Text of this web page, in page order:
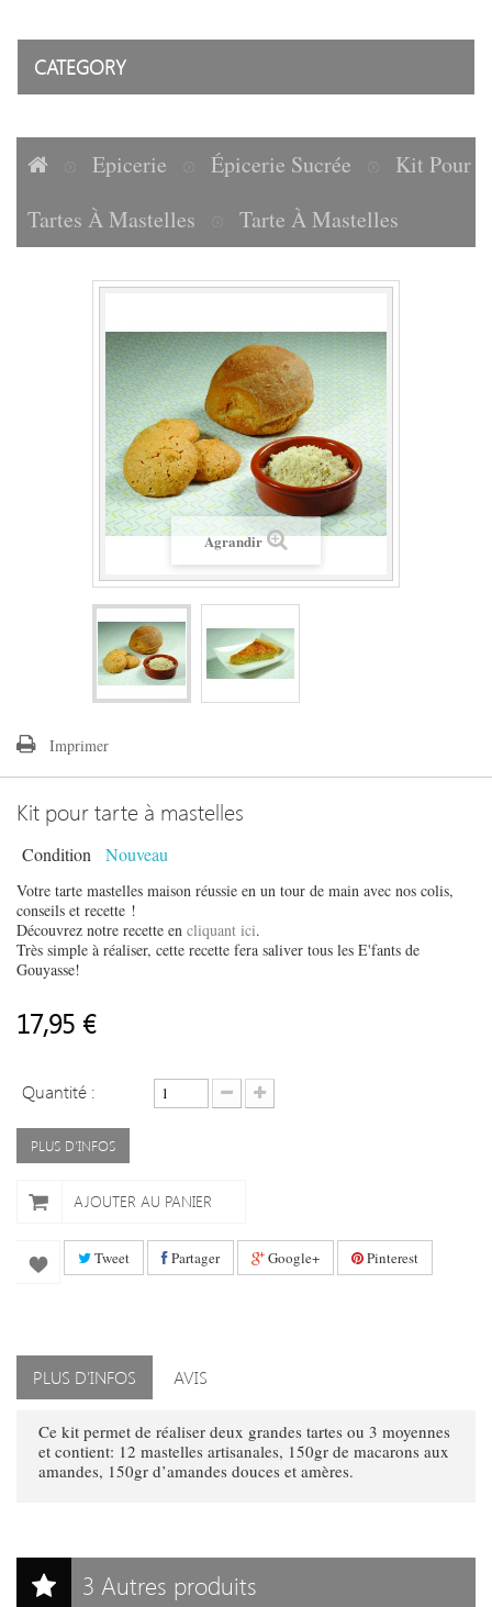
CATEGORY
Epicerie
Épicerie Sucrée
Tartes À Mastelles
Kit Pour
Tarte À Mastelles
Agrandir
Imprimer
Kit pour tarte à mastelles
Condition Nouveau
Votre tarte mastelles maison réussie en un tour de main avec nos colis,
conseils et recette !
Découvrez notre recette en cliquant ici.
Très simple à réaliser, cette recette fera saliver tous les E'fants de
Gouyasse!
17,95 €
Quantité :
PLUS D'INFOS
AJOUTER AU PANIER
Tweet Partager Google+ Pinterest
PLUS D'INFOS AVIS
Ce kit permet de réaliser deux grandes tartes ou 3 moyennes
et contient: 12 mastelles artisanales, 150gr de macarons aux
amandes, 150gr d’amandes douces et amères.
3 Autres produits